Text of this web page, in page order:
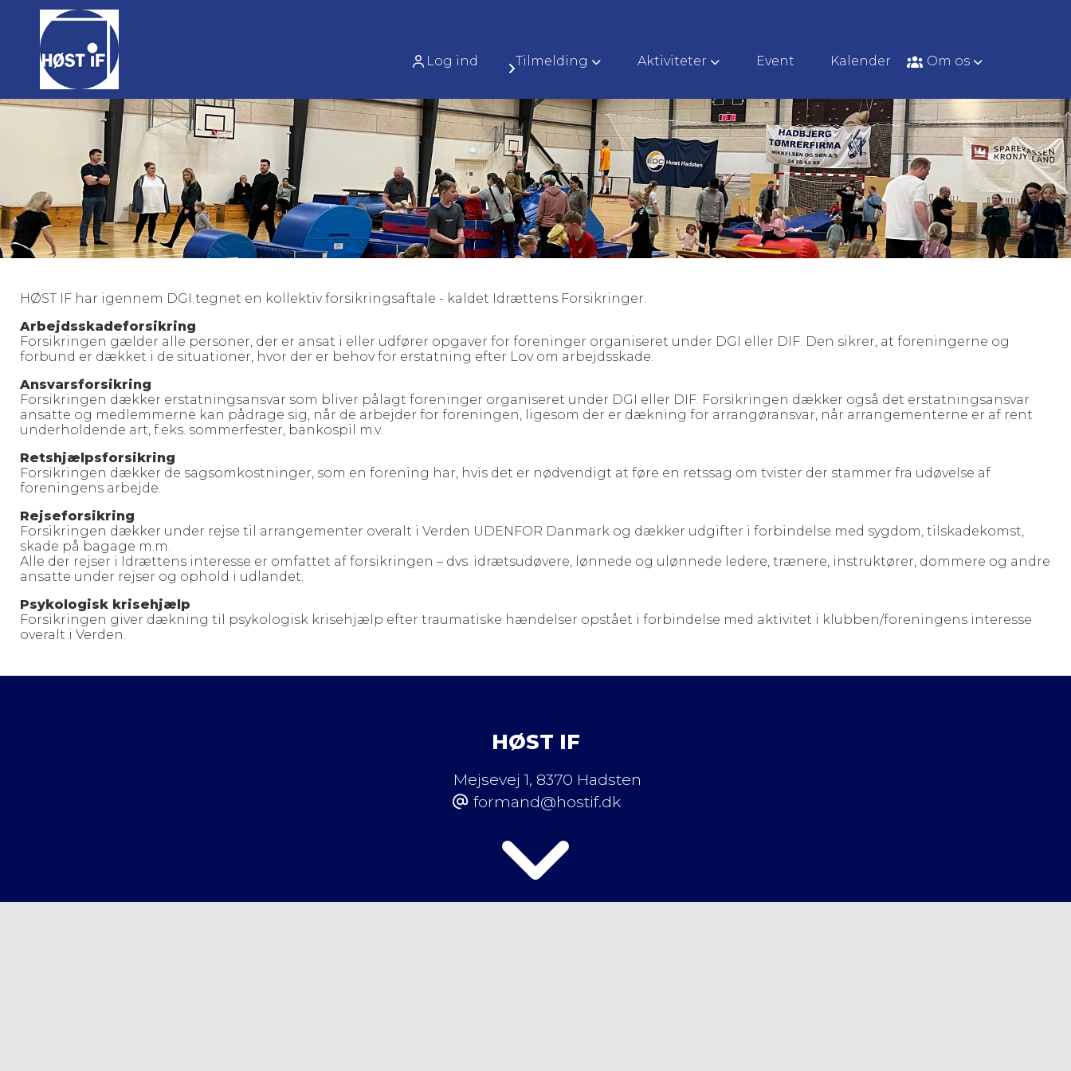
Log ind Tilmelding Aktiviteter Event Kalender Om os
HØST IF har igennem DGI tegnet en kollektiv forsikringsaftale - kaldet Idrættens Forsikringer.
Arbejdsskadeforsikring
Forsikringen gælder alle personer, der er ansat i eller udfører opgaver for foreninger organiseret under DGI eller DIF. Den sikrer, at foreningerne og
forbund er dækket i de situationer, hvor der er behov for erstatning efter Lov om arbejdsskade.
Ansvarsforsikring
Forsikringen dækker erstatningsansvar som bliver pålagt foreninger organiseret under DGI eller DIF. Forsikringen dækker også det erstatningsansvar
ansatte og medlemmerne kan pådrage sig, når de arbejder for foreningen, ligesom der er dækning for arrangøransvar, når arrangementerne er af rent
underholdende art, f.eks. sommerfester, bankospil m.v.
Retshjælpsforsikring
Forsikringen dækker de sagsomkostninger, som en forening har, hvis det er nødvendigt at føre en retssag om tvister der stammer fra udøvelse af
foreningens arbejde.
Rejseforsikring
Forsikringen dækker under rejse til arrangementer overalt i Verden UDENFOR Danmark og dækker udgifter i forbindelse med sygdom, tilskadekomst,
skade på bagage m.m.
Alle der rejser i Idrættens interesse er omfattet af forsikringen – dvs. idrætsudøvere, lønnede og ulønnede ledere, trænere, instruktører, dommere og andre
ansatte under rejser og ophold i udlandet.
Psykologisk krisehjælp
Forsikringen giver dækning til psykologisk krisehjælp efter traumatiske hændelser opstået i forbindelse med aktivitet i klubben/foreningens interesse
overalt i Verden.
HØST IF
Mejsevej 1, 8370 Hadsten
formand@hostif.dk